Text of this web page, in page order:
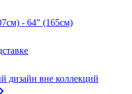
- 64" (165см)
дизайн вне коллекций